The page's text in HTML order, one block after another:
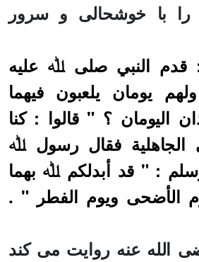
با خوشحالی و سرور
النبي صلى ﷲ عليه
يومان يلعبون فيهما
اليومان ؟ " قالوا : كنا
الجاهلية فقال رسول ﷲ
: " قد أبدلكم ﷲ بهما
الأضحى ويوم الفطر " .
ی الله عنه روایت می کند